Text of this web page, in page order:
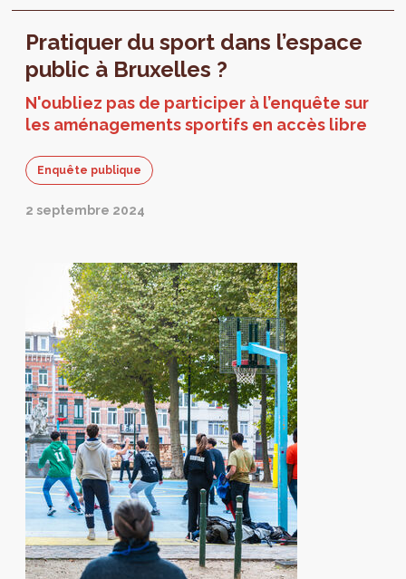
Pratiquer du sport dans l’espace
public à Bruxelles ?
N'oubliez pas de participer à l’enquête sur
les aménagements sportifs en accès libre
Enquête publique
2 septembre 2024